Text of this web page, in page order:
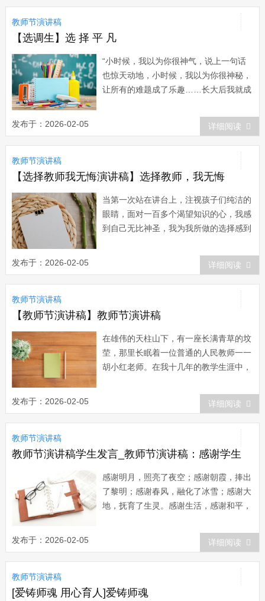
前，当自己带着贫乏的知识和经验真正置
身于课改大潮，一切都感到新鲜，同时又
是无知...
教师节演讲稿
【选调生】选 择 平 凡
“小时候，我以为你很神气，说上一句话
也惊天动地，小时候，我以为你很神秘，
让所有的难题成了乐趣……长大后我就成
对教师、对教育事业的热切向往，九二年
初中毕业之际，我毫不犹豫地报考了师
范。同学们都笑我没出息，干嘛不读重点
高中，上大学，光宗耀祖？…… 三年
师范的学习生活...
发布于：2026-02-05 详细阅读
教师节演讲稿
【选择教师我无悔演讲稿】选择教师，我无悔
当第一次站在讲台上，注视孩子们纯洁的
眼睛，面对一百多个渴望知识的心，我感
到自己无比神圣，我为我所做的选择感到
始，我心中充满无数的激情和壮志。我暗
暗对自己说：“我要无愧于自己的教师身
份。”每天我都带着喜悦的心情走入课
堂，把自己的知识有计划地传授给孩子
们，课堂上的和谐成...
发布于：2026-02-05 详细阅读
教师节演讲稿
【教师节演讲稿】教师节演讲稿
在雄伟的天柱山下，有一座长满青草的坟
茔，那里长眠着一位普通的人民教师一一
胡小红老师。在我十几年的教学生涯中，
道路。 那是1993年的夏天，我刚从
宜昌教院进修回来，被安排到胡老师班上
代语文。也就是在那一年，她失去了35岁
才生育的、也是她唯一的儿子。生命之柱
轰然倒...
发布于：2026-02-05 详细阅读
教师节演讲稿
教师节演讲稿学生发言_教师节演讲稿：感谢学生
感谢明月，照亮了夜空；感谢朝霞，捧出
了黎明；感谢春风，融化了冰雪；感谢大
地，抚育了生灵。感谢生活，感谢和平，
有。这是我最喜欢的一首歌《感谢你》，
每当这首歌在耳边响起，就让我情不自禁
的想起曾给予我帮助的人们。尤其在我担
任班主任工作的这两年来，更是有许多人
给予了我无私...
发布于：2026-02-05 详细阅读
教师节演讲稿
[爱铸师魂 用心育人]爱铸师魂